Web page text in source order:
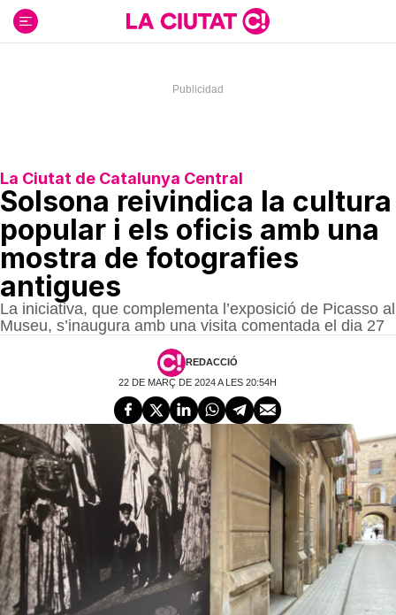
contenido
La Ciutat de Catalunya Central
Solsona reivindica la cultura
popular i els oficis amb una
mostra de fotografies
antigues
La iniciativa, que complementa l’exposició de Picasso al
Museu, s’inaugura amb una visita comentada el dia 27
REDACCIÓ
22 DE MARÇ DE 2024 A LES 20:54H